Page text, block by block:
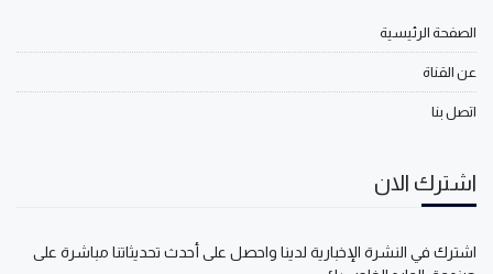
الصفحة الرئيسية
عن القناة
اتصل بنا
اشترك الان
اشترك في النشرة الإخبارية لدينا واحصل على أحدث تحديثاتنا مباشرة على